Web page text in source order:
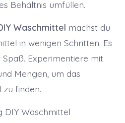
Behältnis umfüllen.
Waschmittel machst du
in wenigen Schritten. Es
Experimentiere mit
Mengen, um das
finden.